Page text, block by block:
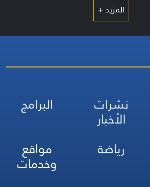
المزيد +
نشرات
الأخبار
البرامج
رياضة مواقع
وخدمات